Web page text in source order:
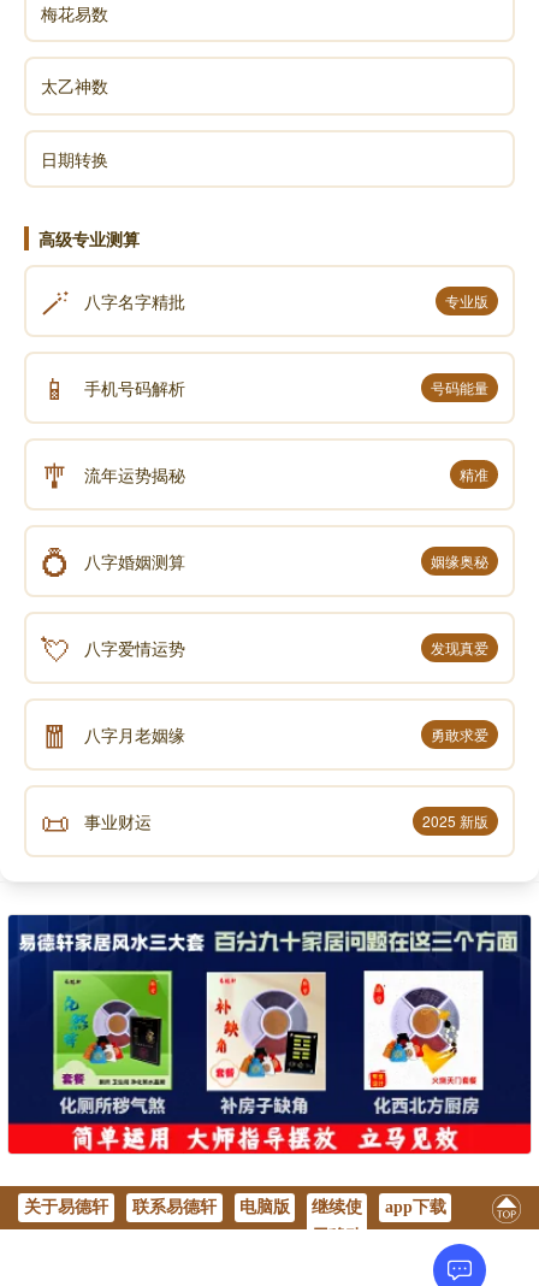
梅花易数
太乙神数
日期转换
高级专业测算
🪄 八字名字精批 专业版
📱 手机号码解析 号码能量
🎐 流年运势揭秘 精准
💍 八字婚姻测算 姻缘奥秘
💘 八字爱情运势 发现真爱
🧧 八字月老姻缘 勇敢求爱
📜 事业财运 2025 新版
关于易德轩 联系易德轩 电脑版
继续使
app下载